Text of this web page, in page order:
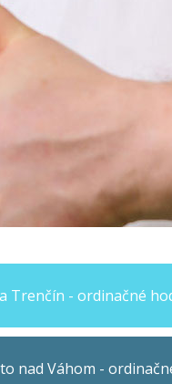
Trenčín - ordinačné
nad Váhom -